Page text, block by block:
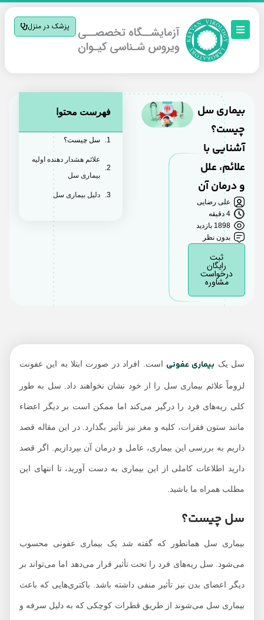
پزشک در منزل
بیماری سل
چیست؟
آشنایی با
علائم، علل
و درمان آن
علی رضایی
4 دقیقه
1898 بازدید
بدون نظر
رایگان
درخواست
مشاوره
فهرست محتوا
سل چیست؟
علائم هشدار دهنده اولیه
بیماری سل
دلیل بیماری سل
سل یکبیماری عفونیاست. افراد در صورت ابتلا به این عفونت
لزوماً علائم بیماری سل را از خود نشان نخواهند داد. سل به طور
کلی ریه‌های فرد را درگیر می‌کند اما ممکن است بر دیگر اعضاء
مانند ستون فقرات، کلیه و مغز نیز تأثیر بگذارد. در این مقاله قصد
داریم به بررسی این بیماری، عامل و درمان آن بپردازیم. اگر قصد
دارید اطلاعات کاملی از این بیماری به دست آورید، تا انتهای این
مطلب همراه ما باشید.
سل چیست؟
بیماری سل همانطور که گفته شد یک بیماری عفونی محسوب
می‌شود. سل ریه‌های فرد را تحت تأثیر قرار می‌دهد اما می‌تواند بر
دیگر اعضای بدن نیز تأثیر منفی داشته باشد. باکتری‌هایی که باعث
بیماری سل می‌شوند از طریق قطرات کوچکی که به دلیل سرفه و